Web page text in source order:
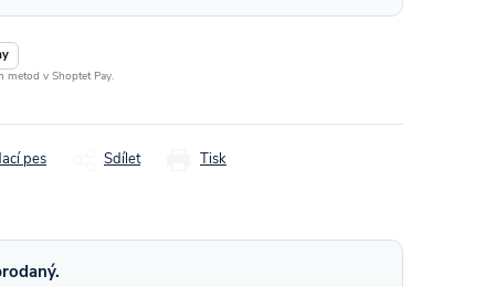
metod v Shoptet Pay.
Tisk
pes Sdílet